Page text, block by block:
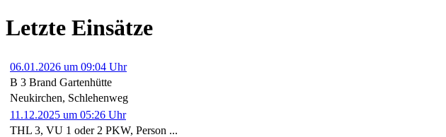
Letzte Einsätze
06.01.2026 um 09:04 Uhr
B 3 Brand Gartenhütte
Neukirchen, Schlehenweg
11.12.2025 um 05:26 Uhr
THL 3, VU 1 oder 2 PKW, Person ...